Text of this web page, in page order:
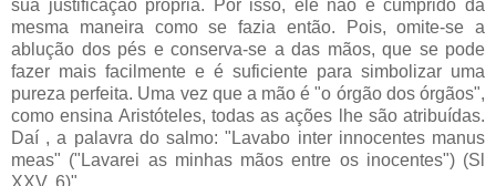
sua justificação própria. Por isso, ele não é cumprido da
mesma maneira como se fazia então. Pois, omite-se a
ablução dos pés e conserva-se a das mãos, que se pode
fazer mais facilmente e é suficiente para simbolizar uma
pureza perfeita. Uma vez que a mão é "o órgão dos órgãos",
como ensina Aristóteles, todas as ações lhe são atribuídas.
Daí , a palavra do salmo: "Lavabo inter innocentes manus
meas" ("Lavarei as minhas mãos entre os inocentes") (Sl